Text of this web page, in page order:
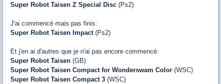
Super Robot Taisen Z Special Disc (Ps2)
J'ai commencé mais pas finis:
Super Robot Taisen Impact (Ps2)
Et j'en ai d'autres que je n'ai pas encore commencé:
Super Robot Taisen (GB)
Super Robot Taisen Compact for Wonderswam Color (WSC)
Super Robot Taisen Compact 3 (WSC)